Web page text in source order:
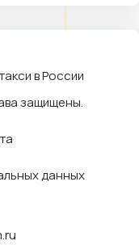
защищены.
данных